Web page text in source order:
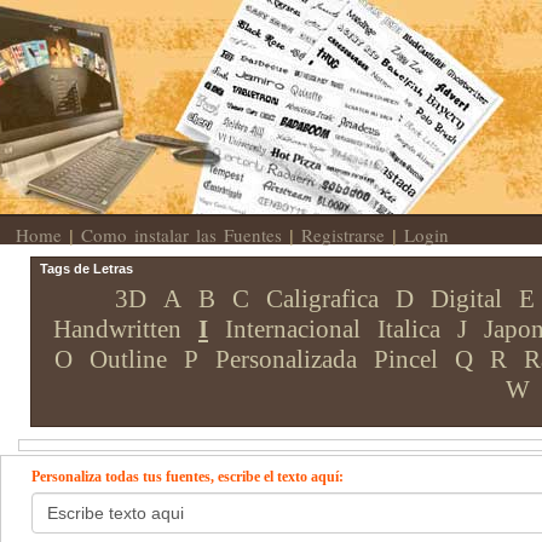
Home | Como instalar las Fuentes | Registrarse | Login
Tags de Letras
3D A B C Caligrafica D Digital E
Handwritten
I Internacional Italica J
O
Outline P Personalizada Pincel Q R
W
Personaliza todas tus fuentes, escribe el texto aquí: